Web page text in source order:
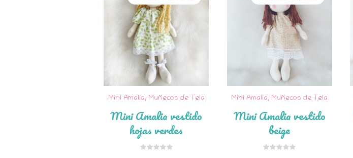
Mini Amalia, Muñecos de Tela
Mini Amalia vestido
hojas verdes
Mini Amalia, Muñecos de Tela
Mini Amalia vestido
beige